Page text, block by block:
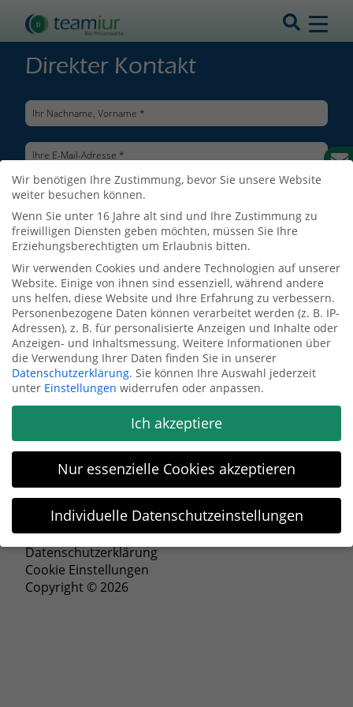
Direkter Kontakt
Ich bin mit der Verarbeitung meiner Daten entsprechend der
Datenschutzerklärungeinverstanden.
Anfrage senden
Impressum
Datenschutzerklärung
Cookie Einstellungen
Copyright © 2026
Wir benötigen Ihre Zustimmung, bevor Sie unsere Website
weiter besuchen können.
Wenn Sie unter 16 Jahre alt sind und Ihre Zustimmung zu
freiwilligen Diensten geben möchten, müssen Sie Ihre
Erziehungsberechtigten um Erlaubnis bitten.
Wir verwenden Cookies und andere Technologien auf unserer
Website. Einige von ihnen sind essenziell, während andere
uns helfen, diese Website und Ihre Erfahrung zu verbessern.
Personenbezogene Daten können verarbeitet werden (z. B. IP-
Adressen), z. B. für personalisierte Anzeigen und Inhalte oder
Anzeigen- und Inhaltsmessung. Weitere Informationen über
die Verwendung Ihrer Daten finden Sie in unserer
Datenschutzerklärung. Sie können Ihre Auswahl jederzeit
unter Einstellungen widerrufen oder anpassen.
Ich akzeptiere
Nur essenzielle Cookies akzeptieren
Individuelle Datenschutzeinstellungen
Datenschutzeinstellungen
Wenn Sie unter 16 Jahre alt sind und Ihre Zustimmung zu
freiwilligen Diensten geben möchten, müssen Sie Ihre